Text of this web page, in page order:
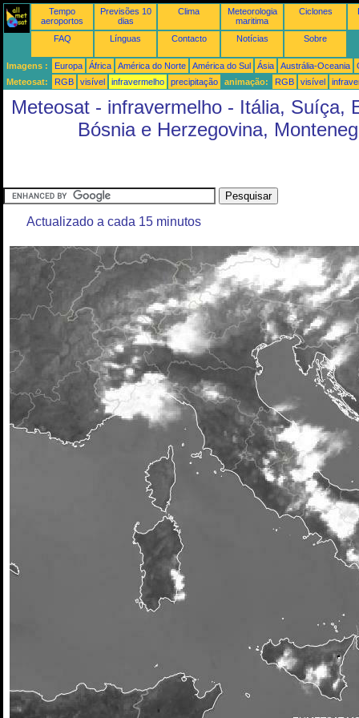
Tempo
aeroportos
Previsões 10
dias
Clima
Meteorologia
maritima
Ciclones
FAQ Línguas Contacto Notícias Sobre
Imagens : Europa África América do Norte América do Sul Ásia Austrália-Oceania
Meteosat:
RGB visível infravermelho precipitação animação: RGB visível
Meteosat - infravermelho - Itália, Suíça,
Bósnia e Herzegovina,
Actualizado a cada 15 minutos